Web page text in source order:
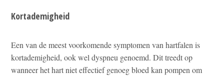
Kortademigheid
Een van de meest voorkomende symptomen van hartfalen is
kortademigheid, ook wel dyspneu genoemd. Dit treedt op
wanneer het hart niet effectief genoeg bloed kan pompen om